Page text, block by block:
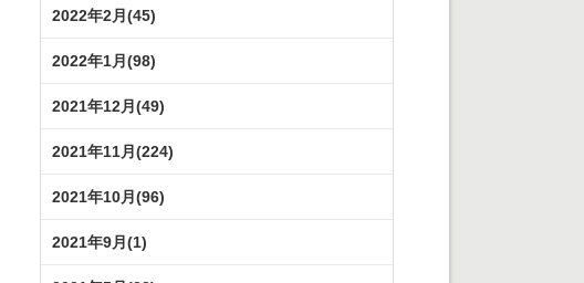
2022年2月(45)
2022年1月(98)
2021年12月(49)
2021年11月(224)
2021年10月(96)
2021年9月(1)